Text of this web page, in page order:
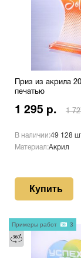
Приз из акрила
печатью
1 295 р. 1
В наличии:49 128
Материал:Акрил
Купить
Примеры работ 3